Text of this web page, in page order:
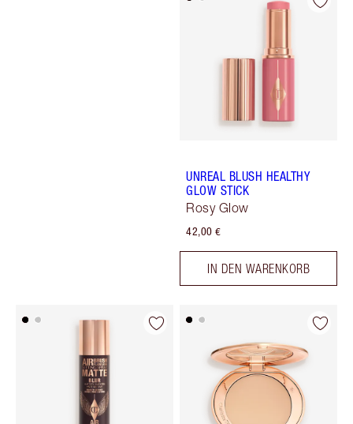
UNREAL BLUSH HEALTHY
GLOW STICK
Rosy Glow
42,00 €
IN DEN WARENKORB